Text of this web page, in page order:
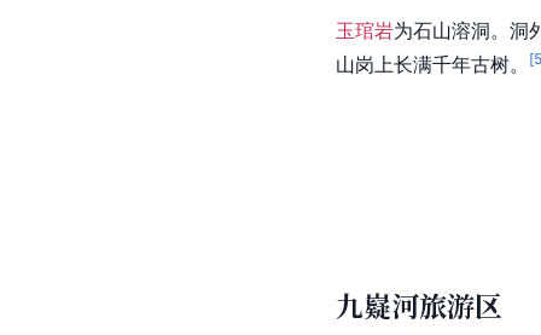
玉琯岩为石山溶洞。洞
山岗上长满千年古树。
[
九嶷河旅游区